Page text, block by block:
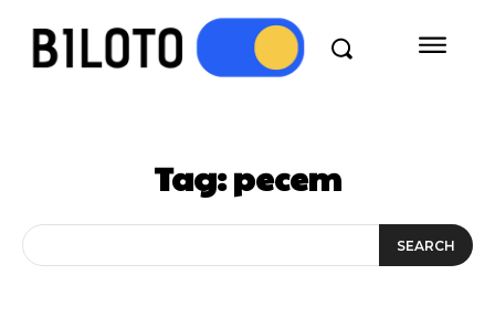
Tag:pecem
SEARCH